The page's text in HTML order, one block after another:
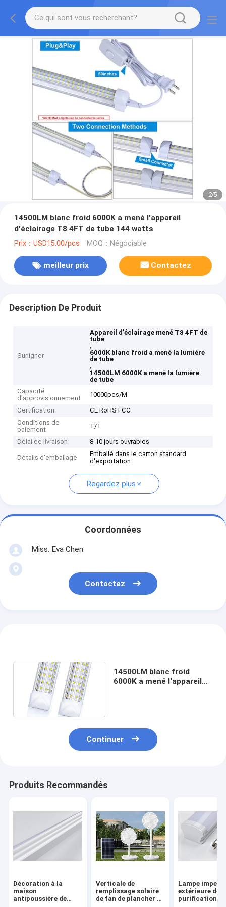
2/5
14500LM blanc froid 6000K a mené l'appareil
d'éclairage T8 4FT de tube 144 watts
Prix：USD15.00/pcs MOQ：Négociable
meilleur prix Contactez
Description De Produit
Surligner
Appareil d'éclairage mené T8 4FT de
tube
,
6000K blanc froid a mené la lumière
de tube
,
14500LM 6000K a mené la lumière
de tube
Capacité
d'approvisionnement
10000pcs/M
Certification
CE RoHS FCC
Conditions de
paiement
T/T
Délai de livraison 8-10 jours ouvrables
Détails d'emballage
Emballé dans le carton standard
d'exportation
Regardez plus
Coordonnées
Miss. Eva Chen
Contactez
14500LM blanc froid
6000K a mené l'appareil
Continuer
Produits Recommandés
Décoration à la
maison
antipoussière de
Verticale de
remplissage solaire
de fan de plancher de
Lampe
extérieure de
purification de